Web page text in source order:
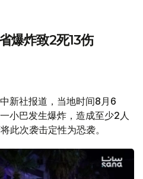
爆炸致2死13伤
新社报道，当地时间8月6
小巴发生爆炸，造成至少2人
此次袭击定性为恐袭。